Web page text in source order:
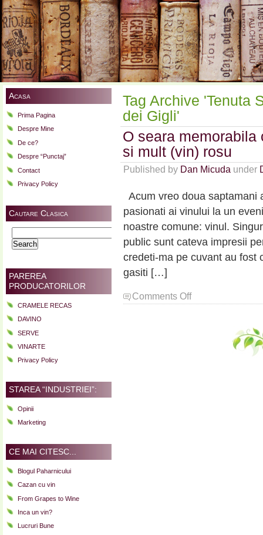
Acasa
Prima Pagina
Despre Mine
De ce?
Despre “Punctaj”
Contact
Privacy Policy
Cautare Clasica
for:
PAREREA
PRODUCATORILOR
CRAMELE RECAS
DAVINO
SERVE
VINARTE
Privacy Policy
STAREA “INDUSTRIEI”:
Opinii
Marketing
CE MAI CITESC...
Blogul Paharnicului
Cazan cu vin
From Grapes to Wine
Inca un vin?
Lucruri Bune
Tag Archive 'Tenuta
dei Gigli'
O seara
si mult (vin) rosu
Published by Dan Micuda under
Acum vreo doua saptamani
pasionati ai vinului la un
noastre comune: vinul.
public sunt cateva impresii
credeti-ma pe cuvant au fost
gasiti […]
Comments Offon
O